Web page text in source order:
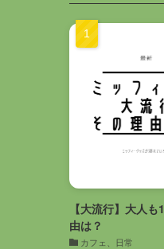
【大流行】大人
由は？
カフェ、日常